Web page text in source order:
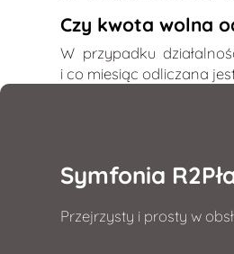
Czy kwota wolna
W przypadku
i co miesiąc odliczana
Symfonia
Przejrzysty i prosty w